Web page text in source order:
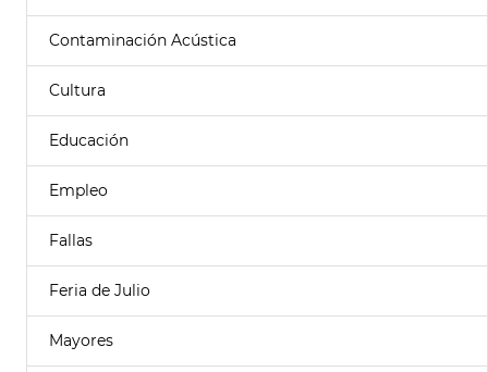
Contaminación Acústica
Cultura
Educación
Empleo
Fallas
Feria de Julio
Mayores